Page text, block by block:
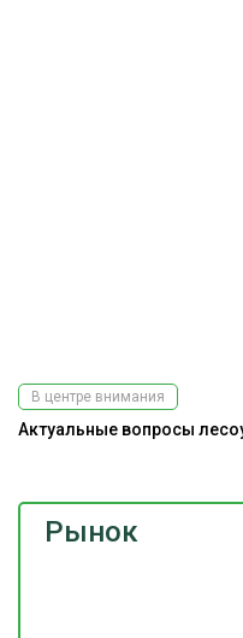
Рынок
В центре внимания
Актуальные вопросы